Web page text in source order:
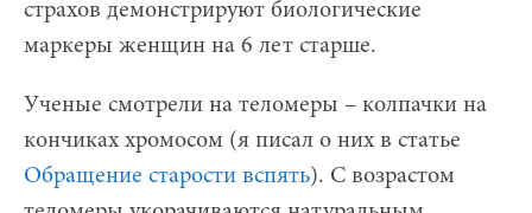
страхов демонстрируют биологические
маркеры женщин на 6 лет старше.
Ученые смотрели на теломеры – колпачки на
кончиках хромосом (я писал о них в статье
Обращение старости вспять). С возрастом